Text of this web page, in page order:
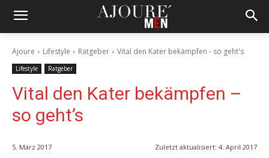
Ajoure Lifestyle Ratgeber Vital den Kater bekämpfen - so geht's
Lifestyle Ratgeber
Vital den Kater bekämpfen –
so geht’s
5. März 2017 Zuletzt aktualisiert: 4. April 2017